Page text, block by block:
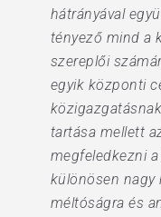
hátrányával
tényező mind a
szereplői
egyik központi
tartása mellett
megfeledkezni
különösen nagy
méltóságra és